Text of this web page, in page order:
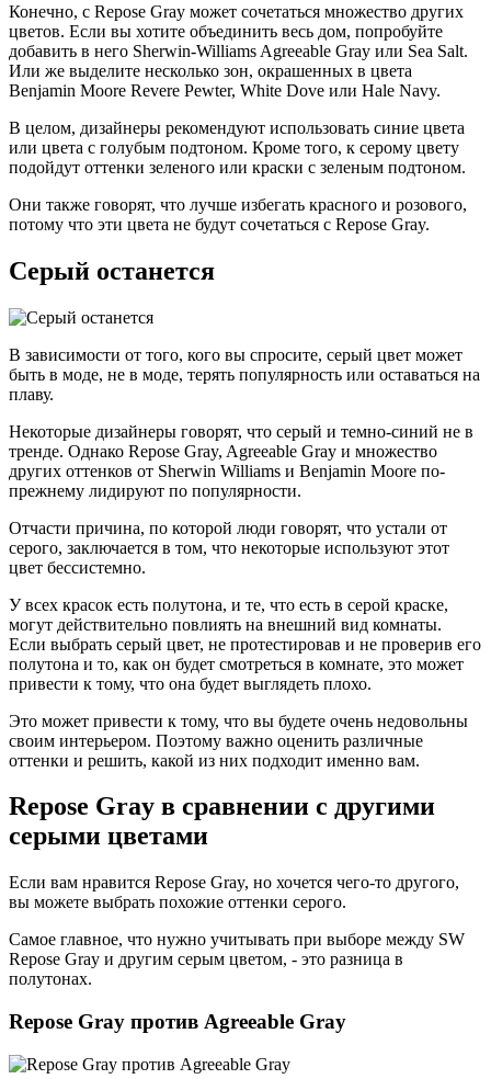
Конечно, с Repose Gray может сочетаться множество других
цветов. Если вы хотите объединить весь дом, попробуйте
добавить в него Sherwin-Williams Agreeable Gray или Sea Salt.
Или же выделите несколько зон, окрашенных в цвета
Benjamin Moore Revere Pewter, White Dove или Hale Navy.
В целом, дизайнеры рекомендуют использовать синие цвета
или цвета с голубым подтоном. Кроме того, к серому цвету
подойдут оттенки зеленого или краски с зеленым подтоном.
Они также говорят, что лучше избегать красного и розового,
потому что эти цвета не будут сочетаться с Repose Gray.
Серый останется
В зависимости от того, кого вы спросите, серый цвет может
быть в моде, не в моде, терять популярность или оставаться на
плаву.
Некоторые дизайнеры говорят, что серый и темно-синий не в
тренде. Однако Repose Gray, Agreeable Gray и множество
других оттенков от Sherwin Williams и Benjamin Moore по-
прежнему лидируют по популярности.
Отчасти причина, по которой люди говорят, что устали от
серого, заключается в том, что некоторые используют этот
цвет бессистемно.
У всех красок есть полутона, и те, что есть в серой краске,
могут действительно повлиять на внешний вид комнаты.
Если выбрать серый цвет, не протестировав и не проверив его
полутона и то, как он будет смотреться в комнате, это может
привести к тому, что она будет выглядеть плохо.
Это может привести к тому, что вы будете очень недовольны
своим интерьером. Поэтому важно оценить различные
оттенки и решить, какой из них подходит именно вам.
Repose Gray в сравнении с другими
серыми цветами
Если вам нравится Repose Gray, но хочется чего-то другого,
вы можете выбрать похожие оттенки серого.
Самое главное, что нужно учитывать при выборе между SW
Repose Gray и другим серым цветом, - это разница в
полутонах.
Repose Gray против Agreeable Gray